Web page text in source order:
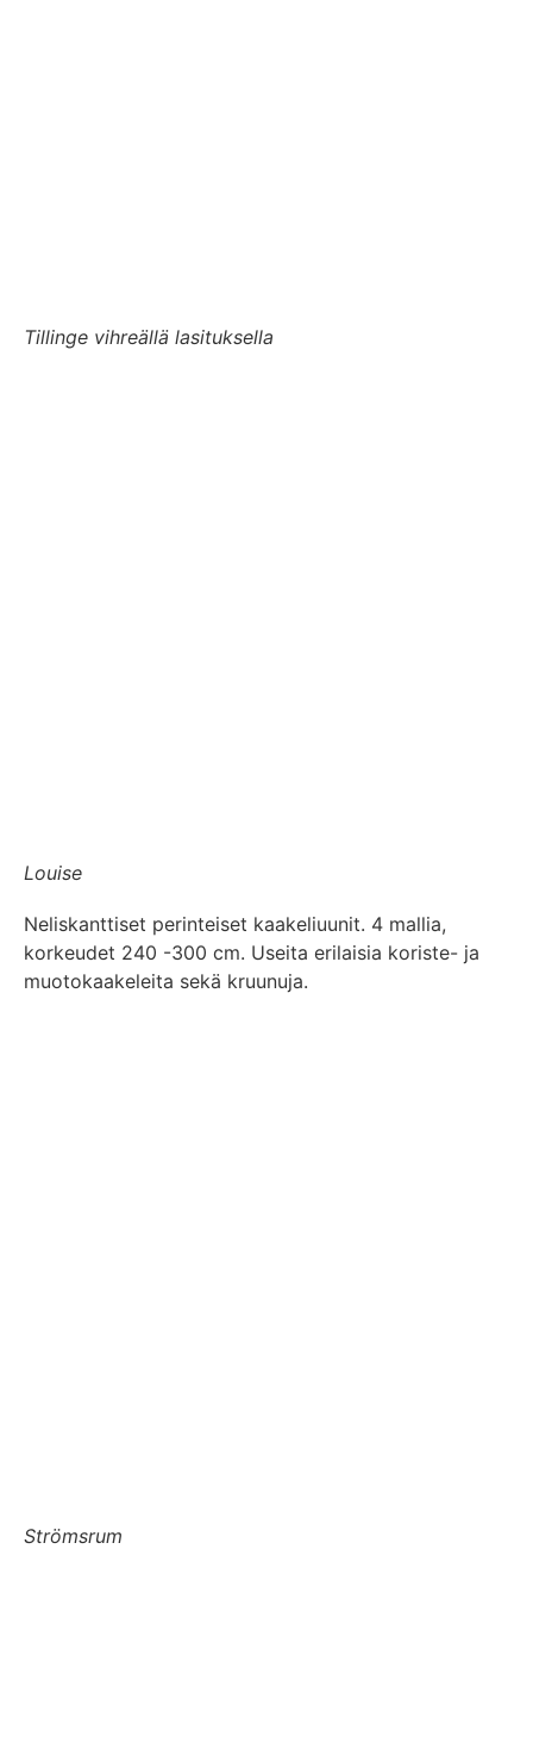
Tillinge vihreällä lasituksella
Louise
Neliskanttiset perinteiset kaakeliuunit. 4 mallia,
korkeudet 240 -300 cm. Useita erilaisia koriste- ja
muotokaakeleita sekä kruunuja.
Strömsrum